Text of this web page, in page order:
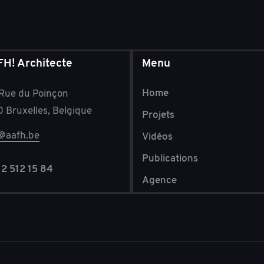
Architecte
du Poinçon
Bruxelles, Belgique
512 15 84
Menu
Home
Projets
Vidéos
Publications
Agence